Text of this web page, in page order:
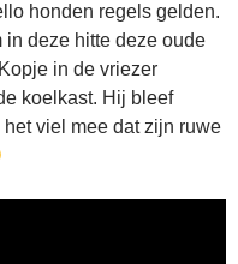
honden regels gelden.
in deze hitte deze oude
in de vriezer
koelkast. Hij bleef
viel mee dat zijn ruwe